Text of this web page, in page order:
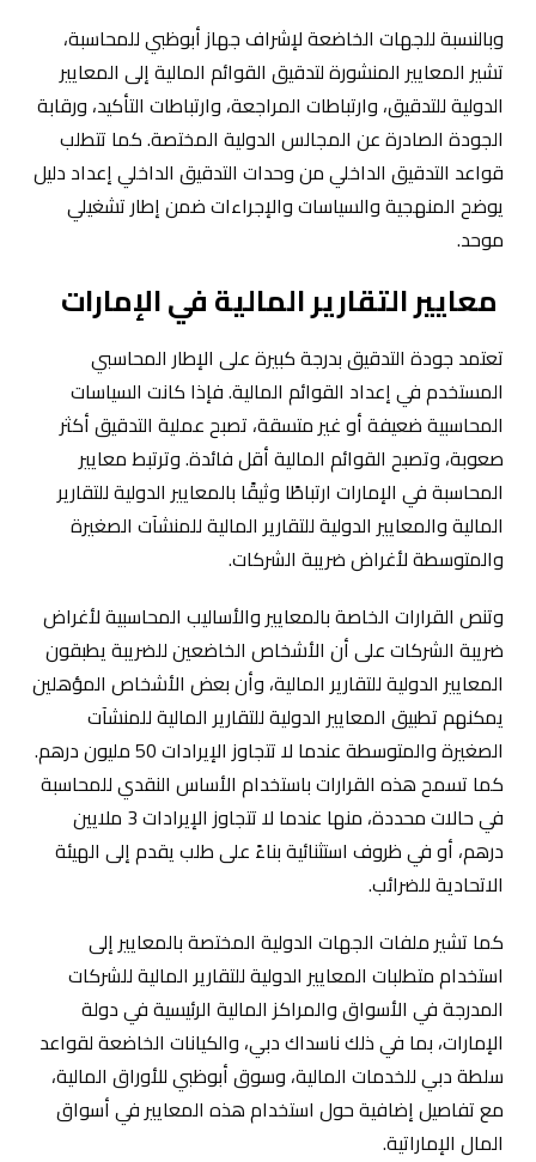
وبالنسبة للجهات الخاضعة لإشراف جهاز أبوظبي للمحاسبة،
تشير المعايير المنشورة لتدقيق القوائم المالية إلى المعايير
الدولية للتدقيق، وارتباطات المراجعة، وارتباطات التأكيد، ورقابة
الجودة الصادرة عن المجالس الدولية المختصة. كما تتطلب
قواعد التدقيق الداخلي من وحدات التدقيق الداخلي إعداد دليل
يوضح المنهجية والسياسات والإجراءات ضمن إطار تشغيلي
موحد.
معايير التقارير المالية في الإمارات
تعتمد جودة التدقيق بدرجة كبيرة على الإطار المحاسبي
المستخدم في إعداد القوائم المالية. فإذا كانت السياسات
المحاسبية ضعيفة أو غير متسقة، تصبح عملية التدقيق أكثر
صعوبة، وتصبح القوائم المالية أقل فائدة. وترتبط معايير
المحاسبة في الإمارات ارتباطًا وثيقًا بالمعايير الدولية للتقارير
المالية والمعايير الدولية للتقارير المالية للمنشآت الصغيرة
والمتوسطة لأغراض ضريبة الشركات.
وتنص القرارات الخاصة بالمعايير والأساليب المحاسبية لأغراض
ضريبة الشركات على أن الأشخاص الخاضعين للضريبة يطبقون
المعايير الدولية للتقارير المالية، وأن بعض الأشخاص المؤهلين
يمكنهم تطبيق المعايير الدولية للتقارير المالية للمنشآت
الصغيرة والمتوسطة عندما لا تتجاوز الإيرادات 50 مليون درهم.
كما تسمح هذه القرارات باستخدام الأساس النقدي للمحاسبة
في حالات محددة، منها عندما لا تتجاوز الإيرادات 3 ملايين
درهم، أو في ظروف استثنائية بناءً على طلب يقدم إلى الهيئة
الاتحادية للضرائب.
كما تشير ملفات الجهات الدولية المختصة بالمعايير إلى
استخدام متطلبات المعايير الدولية للتقارير المالية للشركات
المدرجة في الأسواق والمراكز المالية الرئيسية في دولة
الإمارات، بما في ذلك ناسداك دبي، والكيانات الخاضعة لقواعد
سلطة دبي للخدمات المالية، وسوق أبوظبي للأوراق المالية،
مع تفاصيل إضافية حول استخدام هذه المعايير في أسواق
المال الإماراتية.